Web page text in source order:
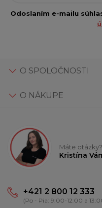
Odoslaním e-mailu
O SPOLOČNOSTI
O NÁKUPE
Máte otázky?
Kristína
+421 2 800 12 333
(Po - Pia: 9:00-12:00 a